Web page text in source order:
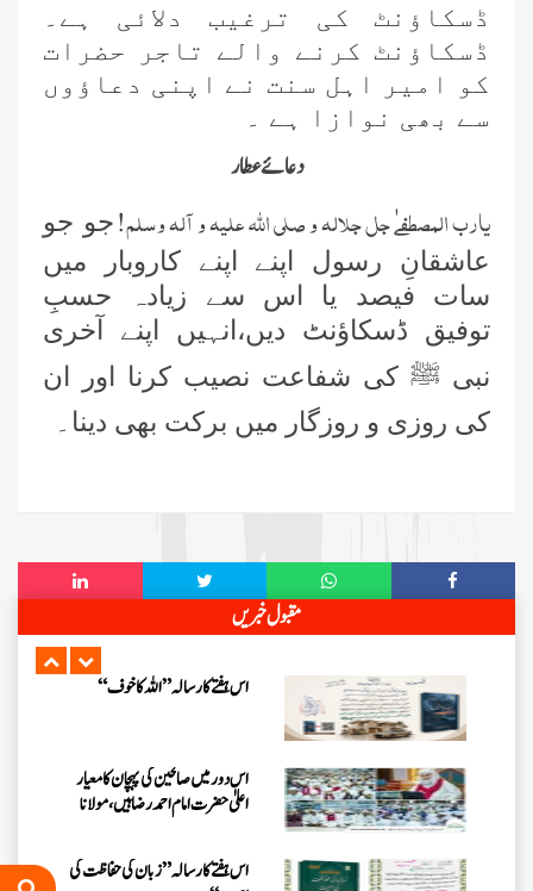
ڈسکاؤنٹ کی ترغیب دلائی ہے۔
ڈسکاؤنٹ کرنے والے تاجر حضرات
کو امیر اہل سنت نے اپنی دعاؤوں
سے بھی نوازا ہے ۔
دعائے عطار
یارب المصطفےٰ جل جلالہ و صلی اللہ علیہ و آلہ وسلم! جو جو
عاشقانِ رسول اپنے اپنے کاروبار میں
سات فیصد
یا اس سے زیادہ حسبِ
توفیق ڈسکاؤنٹ دیں،انہیں اپنے آخری
نبی ﷺ کی شفاعت نصیب کرنا اور ان
کی روزی و روزگار میں برکت بھی دینا۔
مقبول خبریں
بِلا ضرورت بچوں کو گھر سے باہر نہ
جانے دیں، علامہ محمد الیاس عطار
قادری
مدنی پھول (قسط:01)“
حکمتِ عملی کے ساتھ نیکی کی دعوت
دینی چاہئے، مولانا محمد الیاس عطار
قادری
اس ہفتے کا رسالہ ” فیضان مفتی اعظم
ہند “
زلزلے کا اصل سبب لوگوں کے گناہ
ہیں، علامہ مولانا الیاس عطار قادری
سید مختار اشرف رضوی صاحب کی اہلیہ
کے انتقال پر امیر اہلسنت کی تعزیت
اس ہفتے کا رسالہ ”اللہ کا خوف“
اس دور میں صالحین کی پہچان کا معیار
اعلیٰ حضر ت امام احمد رضا ہیں، مولانا
اس ہفتے کا رسالہ ” زبان کی حفاظت کی